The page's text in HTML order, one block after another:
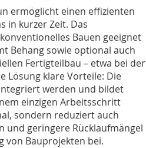
ermöglicht einen effizienten
in kurzer Zeit. Das
Bauen geeignet
Behang sowie optional auch
Fertigteilbau – etwa bei der
Lösung klare Vorteile: Die
werden und bildet
einzigen Arbeitsschritt
sondern reduziert auch
und geringere Rücklaufmängel
von Bauprojekten bei.